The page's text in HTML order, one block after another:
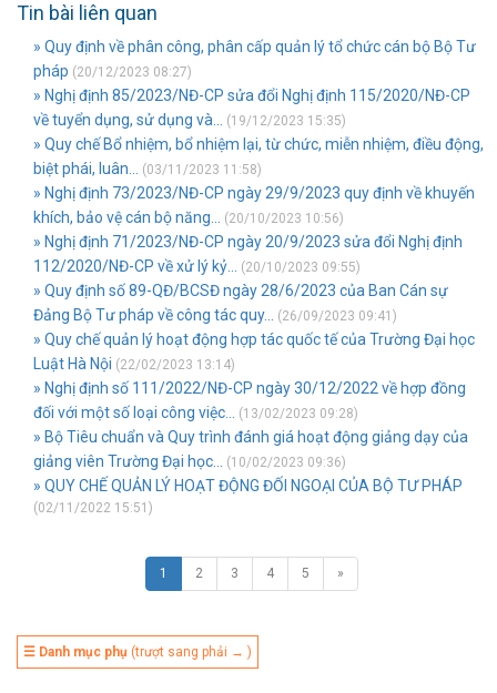
Tin bài liên quan
» Quy định về phân công, phân cấp quản lý tổ chức cán bộ Bộ Tư
pháp (20/12/2023 08:27)
» Nghị định 85/2023/NĐ-CP sửa đổi Nghị định 115/2020/NĐ-CP
về tuyển dụng, sử dụng và...
(19/12/2023 15:35)
» Quy chế Bổ nhiệm, bổ nhiệm lại, từ chức, miễn nhiệm, điều động,
biệt phái, luân...
(03/11/2023 11:58)
» Nghị định 73/2023/NĐ-CP ngày 29/9/2023 quy định về khuyến
khích, bảo vệ cán bộ năng...
(20/10/2023 10:56)
» Nghị định 71/2023/NĐ-CP ngày 20/9/2023 sửa đổi Nghị định
112/2020/NĐ-CP về xử lý kỷ...
(20/10/2023 09:55)
» Quy định số 89-QĐ/BCSĐ ngày 28/6/2023 của Ban Cán sự
Đảng Bộ Tư pháp về công tác quy...
(26/09/2023 09:41)
» Quy chế quản lý hoạt động hợp tác quốc tế của Trường Đại học
Luật Hà Nội (22/02/2023 13:14)
» Nghị định số 111/2022/NĐ-CP ngày 30/12/2022 về hợp đồng
đối với một số loại công việc...
(13/02/2023 09:28)
» Bộ Tiêu chuẩn và Quy trình đánh giá hoạt động giảng dạy của
giảng viên Trường Đại học...
(10/02/2023 09:36)
» QUY CHẾ QUẢN LÝ HOẠT ĐỘNG ĐỐI NGOẠI CỦA BỘ TƯ PHÁP
(02/11/2022 15:51)
1 2 3 4 5 »
☰ Danh mục phụ (trượt sang phải → )